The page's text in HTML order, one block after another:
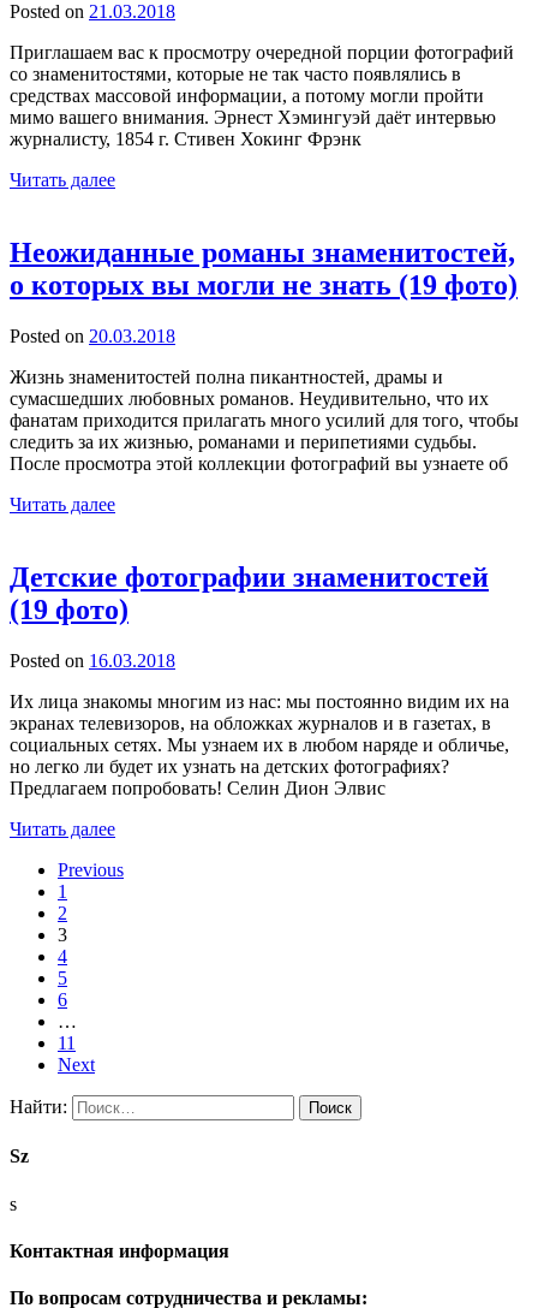
Posted on 21.03.2018
Приглашаем вас к просмотру очередной порции фотографий
со знаменитостями, которые не так часто появлялись в
средствах массовой информации, а потому могли пройти
мимо вашего внимания. Эрнест Хэмингуэй даёт интервью
журналисту, 1854 г. Стивен Хокинг Фрэнк
Читать далее
Неожиданные романы знаменитостей,
о которых вы могли не знать (19 фото)
Posted on 20.03.2018
Жизнь знаменитостей полна пикантностей, драмы и
сумасшедших любовных романов. Неудивительно, что их
фанатам приходится прилагать много усилий для того, чтобы
следить за их жизнью, романами и перипетиями судьбы.
После просмотра этой коллекции фотографий вы узнаете об
Читать далее
Детские фотографии знаменитостей
(19 фото)
Posted on 16.03.2018
Их лица знакомы многим из нас: мы постоянно видим их на
экранах телевизоров, на обложках журналов и в газетах, в
социальных сетях. Мы узнаем их в любом наряде и обличье,
но легко ли будет их узнать на детских фотографиях?
Предлагаем попробовать! Селин Дион Элвис
Читать далее
Previous
1
2
3
4
5
6
…
11
Next
Найти:
Sz
s
Контактная информация
По вопросам сотрудничества и рекламы: